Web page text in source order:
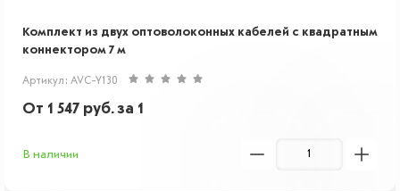
Комплект из двух оптоволоконных кабелей с квадратным
коннектором 7 м
Артикул: AVC-Y130
От 1 547 руб.за 1
В наличии